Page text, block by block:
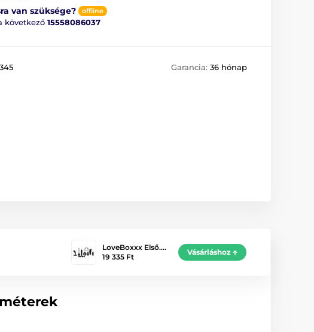
van szüksége? offline
következő 15558086037
Garancia: 36 hónap
LoveBoxxx Első.…
19 335 Ft
Vásárláshoz